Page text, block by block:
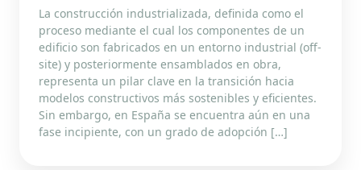
La construcción industrializada, definida como el
proceso mediante el cual los componentes de un
edificio son fabricados en un entorno industrial (off-
site) y posteriormente ensamblados en obra,
representa un pilar clave en la transición hacia
modelos constructivos más sostenibles y eficientes.
Sin embargo, en España se encuentra aún en una
fase incipiente, con un grado de adopción […]